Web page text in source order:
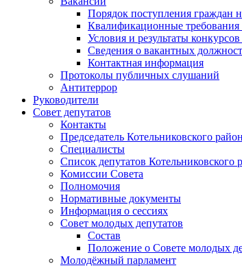
Порядок поступления граждан
Квалификационные
Условия и результаты
Сведения о вакантных
Контактная информация
Протоколы публичных слушаний
Антитеррор
Руководители
Совет депутатов
Контакты
Председатель Котельниковского
Специалисты
Список депутатов
Комиссии Совета
Полномочия
Нормативные документы
Информация о сессиях
Совет молодых депутатов
Состав
Положение о Совете молодых
Молодёжный парламент